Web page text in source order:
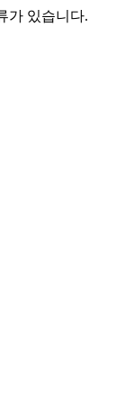
가 있습니다.